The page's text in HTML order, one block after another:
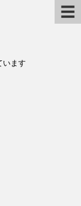
☰
います